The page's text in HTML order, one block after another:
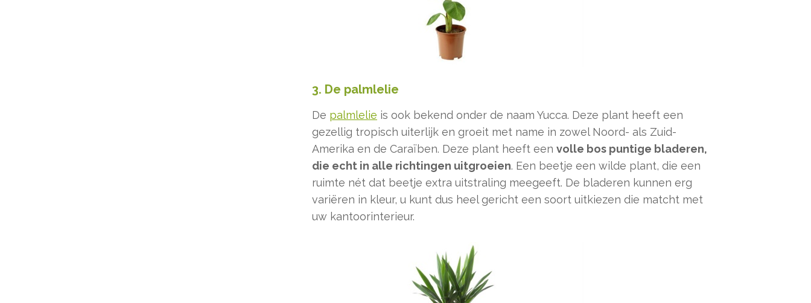
3. De palmlelie
De palmlelie is ook bekend onder de naam Yucca. Deze plant heeft een
gezellig tropisch uiterlijk en groeit met name in zowel Noord- als Zuid-
Amerika en de Caraïben. Deze plant heeft een volle bos puntige bladeren,
die echt in alle richtingen uitgroeien. Een beetje een wilde plant, die een
ruimte nét dat beetje extra uitstraling meegeeft. De bladeren kunnen erg
variëren in kleur, u kunt dus heel gericht een soort uitkiezen die matcht met
uw kantoorinterieur.